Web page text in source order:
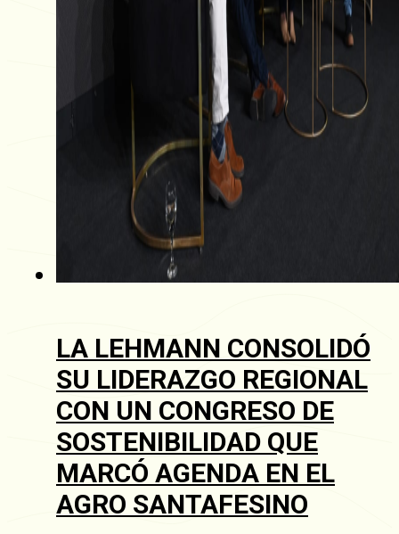
LA LEHMANN CONSOLIDÓ
SU LIDERAZGO REGIONAL
CON UN CONGRESO DE
SOSTENIBILIDAD QUE
MARCÓ AGENDA EN EL
AGRO SANTAFESINO